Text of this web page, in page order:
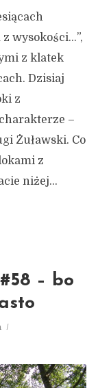
wysokości…”,
z klatek
Dzisiaj
z
–
Żuławski. Co
z
niżej...
– bo